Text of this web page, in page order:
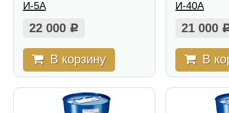
И-5А
22 000 Р
В корзину
И-40А
21 000
В